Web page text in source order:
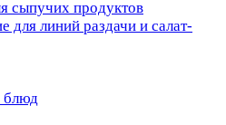
сыпучих продуктов
для линий раздачи и салат-
блюд